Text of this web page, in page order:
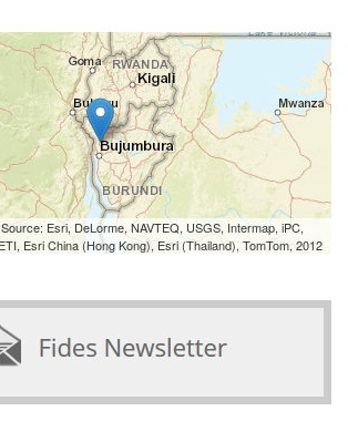
Esri, DeLorme, NAVTEQ, USGS, Intermap, iPC,
Esri China (Hong Kong), Esri (Thailand), TomTom, 2012